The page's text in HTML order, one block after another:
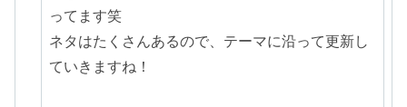
ってます笑
ネタはたくさんあるので、テーマに沿って更新し
ていきますね！